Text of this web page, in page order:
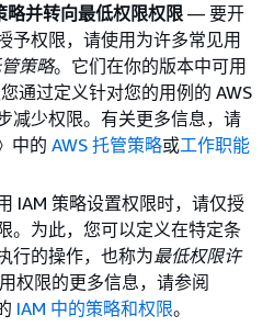
略并转向最低权限权限 — 要开
予权限，请使用为许多常见用
策略。它们在你的版本中可用
通过定义针对您的用例的 AWS
减少权限。有关更多信息，请
中的 AWS 托管策略或工作职能
IAM 策略设置权限时，请仅授
。为此，您可以定义在特定条
行的操作，也称为最低权限许
权限的更多信息，请参阅
IAM 中的策略和权限。